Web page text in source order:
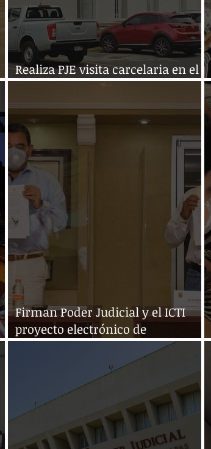
Realiza PJE visita carcelaria en el
Cerss de Huixtla
Firman Poder Judicial y el ICTI
proyecto electrónico de
impartición de justicia